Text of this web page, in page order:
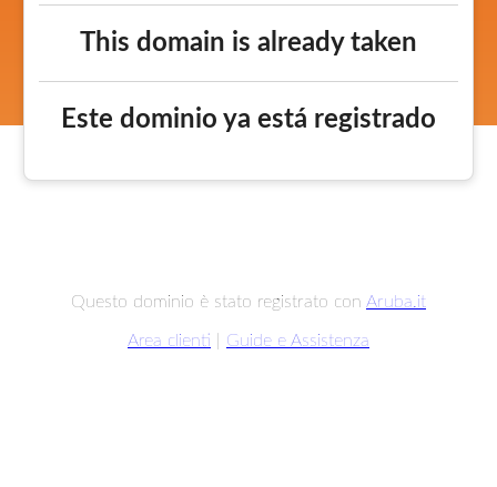
This domain is already taken
Este dominio ya está registrado
Questo dominio è stato registrato con Aruba.it
Area clienti Guide e Assistenza